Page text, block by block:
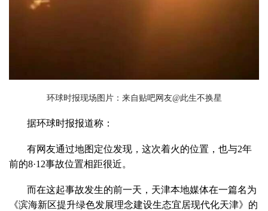
环球时报现场图片：来自贴吧网友@此生不换星
据环球时报报道称：
有网友通过地图定位发现，这次着火的位置，也与2年
前的8·12事故位置相距很近。
而在这起事故发生的前一天，天津本地媒体在一篇名为
《滨海新区提升绿色发展理念建设生态宜居现代化天津》的